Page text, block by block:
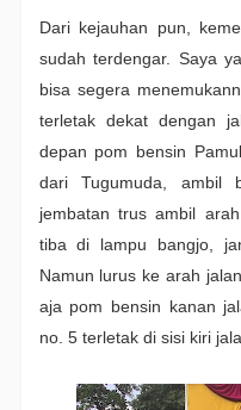
Dari kejauhan pun,
sudah terdengar. Saya
bisa segera
terletak dekat dengan
depan pom bensin
dari Tugumuda, ambil
jembatan trus ambil
tiba di lampu bangjo,
Namun lurus ke arah
aja pom bensin kanan
no. 5 terletak di sisi kiri